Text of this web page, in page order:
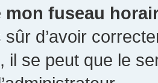
mon fuseau
d’avoir
il se peut que le